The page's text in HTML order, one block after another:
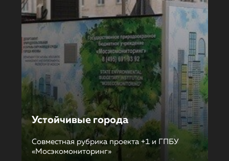
Устойчивые города
Совместная рубрика проекта +1 и ГПБУ
«Мосэкомониторинг»